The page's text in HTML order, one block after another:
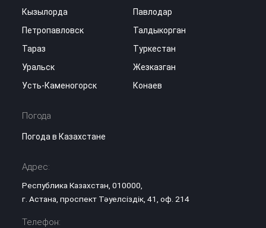
Кызылорда
Павлодар
Петропавловск
Талдыкорган
Тараз
Туркестан
Уральск
Жезказган
Усть-Каменогорск
Конаев
Погода
Погода в Казахстане
Адрес:
Республика Казахстан, 010000,
г. Астана, проспект Тәуелсіздік, 41, оф. 214
Телефон: